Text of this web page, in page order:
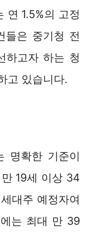
연 1.5%의 고정
들은 중기청 전
하고자 하는 청
고 있습니다.
명확한 기준이
19세 이상 34
대주 예정자여
는 최대 만 39